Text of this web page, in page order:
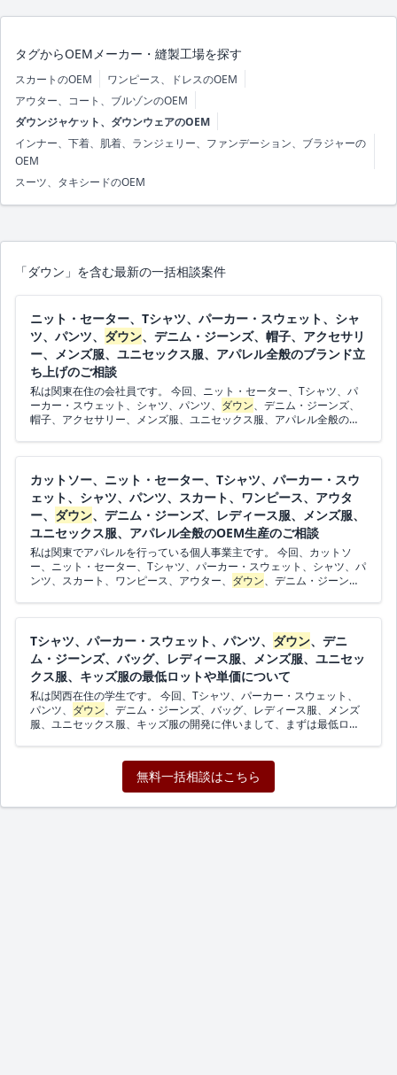
タグからOEMメーカー・縫製工場を探す
スカートのOEM
ワンピース、ドレスのOEM
アウター、コート、ブルゾンのOEM
ダウンジャケット、ダウンウェアのOEM
インナー、下着、肌着、ランジェリー、ファンデーション、ブラジャーの
OEM
スーツ、タキシードのOEM
「ダウン」を含む最新の一括相談案件
ニット・セーター、Tシャツ、パーカー・スウェット、シャ
ツ、パンツ、 ダウン、デニム・ジーンズ、帽子、アクセサリ
ー、メンズ服、ユニセックス服、アパレル全般のブランド立
ち上げのご相談
私は関東在住の会社員です。 今回、ニット・セーター、Tシャツ、パ
ーカー・スウェット、シャツ、パンツ、 ダウン、デニム・ジーンズ、
帽子、アクセサリー、メンズ服、ユニセックス服、アパレル全般の開
談です。 日本のエリアの企業様からのご連絡を希望します。 ご連絡お
待ちしております。
カットソー、ニット・セーター、Tシャツ、パーカー・スウ
ェット、シャツ、パンツ、スカート、ワンピース、アウタ
ー、 ダウン、デニム・ジーンズ、レディース服、メンズ服、
ユニセックス服、アパレル全般のOEM生産のご相談
私は関東でアパレルを行っている個人事業主です。 今回、カットソ
ー、ニット・セーター、Tシャツ、パーカー・スウェット、シャツ、パ
ンツ、スカート、ワンピース、アウター、 ダウン、デニム・ジーン
定、予算は50万円以内、スケジュールはできるだけ早く進めたいで
す。 オンラインで打ち合わせができればエリアは問いません。 ご連絡
お待ちしております。
Tシャツ、パーカー・スウェット、パンツ、 ダウン、デニ
ム・ジーンズ、バッグ、レディース服、メンズ服、ユニセッ
クス服、キッズ服の最低ロットや単価について
私は関西在住の学生です。 今回、Tシャツ、パーカー・スウェット、
パンツ、 ダウン、デニム・ジーンズ、バッグ、レディース服、メンズ
服、ユニセックス服、キッズ服の開発に伴いまして、まずは最低ロッ
西のエリアの企業様からのご連絡を希望します。 ご連絡お待ちしてお
無料一括相談はこちら